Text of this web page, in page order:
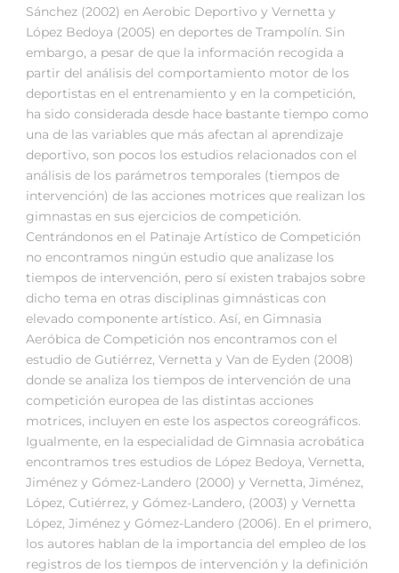
Sánchez (2002) en Aerobic Deportivo y Vernetta y
López Bedoya (2005) en deportes de Trampolín. Sin
embargo, a pesar de que la información recogida a
partir del análisis del comportamiento motor de los
deportistas en el entrenamiento y en la competición,
ha sido considerada desde hace bastante tiempo como
una de las variables que más afectan al aprendizaje
deportivo, son pocos los estudios relacionados con el
análisis de los parámetros temporales (tiempos de
intervención) de las acciones motrices que realizan los
gimnastas en sus ejercicios de competición.
Centrándonos en el Patinaje Artístico de Competición
no encontramos ningún estudio que analizase los
tiempos de intervención, pero sí existen trabajos sobre
dicho tema en otras disciplinas gimnásticas con
elevado componente artístico. Así, en Gimnasia
Aeróbica de Competición nos encontramos con el
estudio de Gutiérrez, Vernetta y Van de Eyden (2008)
donde se analiza los tiempos de intervención de una
competición europea de las distintas acciones
motrices, incluyen en este los aspectos coreográficos.
Igualmente, en la especialidad de Gimnasia acrobática
encontramos tres estudios de López Bedoya, Vernetta,
Jiménez y Gómez-Landero (2000) y Vernetta, Jiménez,
López, Cutiérrez, y Gómez-Landero, (2003) y Vernetta
López, Jiménez y Gómez-Landero (2006). En el primero,
los autores hablan de la importancia del empleo de los
registros de los tiempos de intervención y la definición